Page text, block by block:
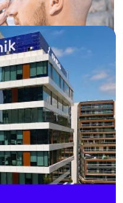
ya que peinarse de
el cabello injertado
desprenda. Eso sí,
injertado le
su crecimiento sea
su rutina como de